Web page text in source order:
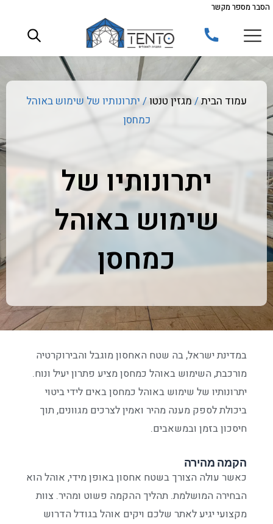
דילוג
לתוכן
הסבר מספר מקשר
עמוד הבית/ מגזין טנטו/ יתרונותיו של שימוש באוהל
כמחסן
יתרונותיו של
שימוש באוהל
כמחסן
במדינת ישראל, בה שטח האחסון מוגבל והבירוקרטיה
מורכבת, השימוש באוהל כמחסן מציע פתרון יעיל ונוח.
יתרונותיו של שימוש באוהל כמחסן באים לידי ביטוי
ביכולת לספק מענה מהיר ואמין לצרכים מגוונים, תוך
חיסכון בזמן ובמשאבים.
הקמה מהירה
כאשר עולה הצורך בשטח אחסון באופן מידי, אוהל הוא
הבחירה המושלמת. תהליך ההקמה פשוט ומהיר. צוות
מקצועי יגיע לאתר שלכם ויקים אוהל בגודל הדרוש